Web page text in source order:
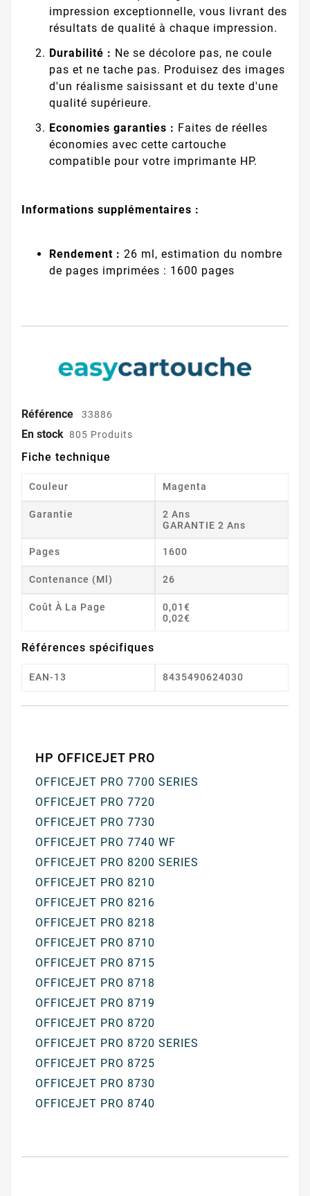
impression exceptionnelle, vous livrant des
résultats de qualité à chaque impression.
Durabilité : Ne se décolore pas, ne coule
pas et ne tache pas. Produisez des images
d'un réalisme saisissant et du texte d'une
qualité supérieure.
Economies garanties : Faites de réelles
économies avec cette cartouche
compatible pour votre imprimante HP.
Informations supplémentaires :
Rendement : 26 ml, estimation du nombre
de pages imprimées : 1600 pages
Référence 33886
En stock 805 Produits
Fiche technique
Couleur Magenta
Garantie
2 Ans
GARANTIE 2 Ans
Pages 1600
Contenance (ml) 26
Coût À La Page
0,01€
0,02€
Références spécifiques
EAN-13 8435490624030
HP OFFICEJET PRO
OFFICEJET PRO 7700 SERIES
OFFICEJET PRO 7720
OFFICEJET PRO 7730
OFFICEJET PRO 7740 WF
OFFICEJET PRO 8200 SERIES
OFFICEJET PRO 8210
OFFICEJET PRO 8216
OFFICEJET PRO 8218
OFFICEJET PRO 8710
OFFICEJET PRO 8715
OFFICEJET PRO 8718
OFFICEJET PRO 8719
OFFICEJET PRO 8720
OFFICEJET PRO 8720 SERIES
OFFICEJET PRO 8725
OFFICEJET PRO 8730
OFFICEJET PRO 8740